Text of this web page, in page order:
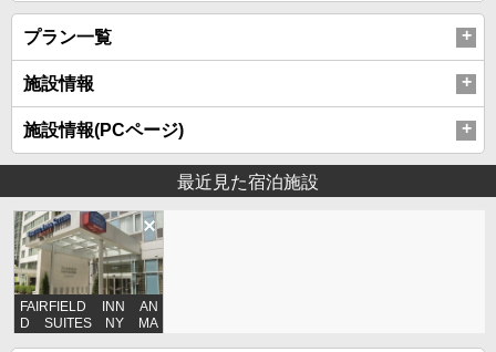
プラン一覧
施設情報
施設情報(PCページ)
最近見た宿泊施設
FAIRFIELD INN AN
D SUITES NY MA